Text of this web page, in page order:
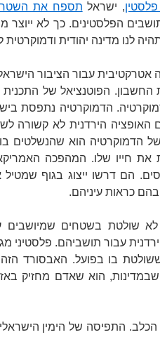
, ישראל תספח את
הפלסטינים. כך לא
לנו מדינה יהודית
אטרקטיבית עבור הציבור
הפוטנציאל של התכנית
הדמוקרטיה נתפסת
האופציה הירדנית לא קשורה
של הדמוקרטיה הוא שהנשלטים
את חייו שלו. המהפכה
הם דרשו ייצוג בגוף שמטיל
כראות עיניהם.
לא שולטת בשטחים שמיושבים
עבור תושביהם. פלסטיני
בו בפועל. האבסורד
שבמדינות, הוא שאדם מחזיק
הכלב. התפיסה של הימין